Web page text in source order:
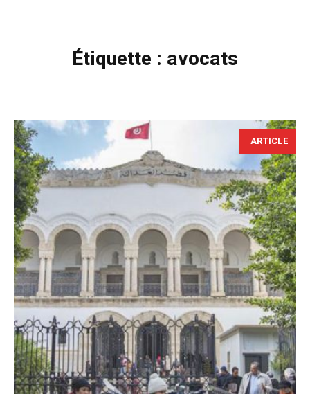
Étiquette : avocats
ARTICLE